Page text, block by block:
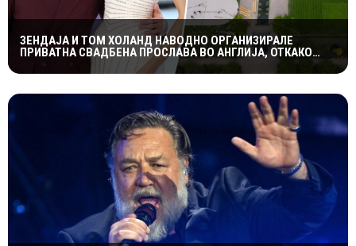
ЗЕНДАЈА И ТОМ ХОЛАНД НАВОДНО ОРГАНИЗИРАЛЕ
ПРИВАТНА СВАДБЕНА ПРОСЛАВА ВО АНГЛИЈА, ОТКАКО
ТАЈНО СЕ ВЕНЧАЛЕ